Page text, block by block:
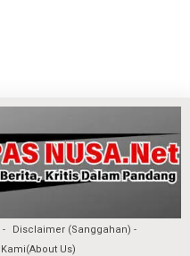
Disclaimer (Sanggahan)
Us)